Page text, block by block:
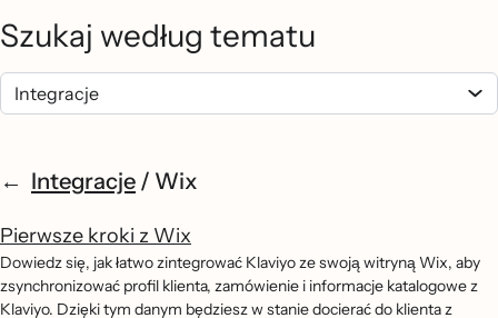
Szukaj według tematu
Integracje / Wix
Pierwsze kroki z Wix
Dowiedz się, jak łatwo zintegrować Klaviyo ze swoją witryną Wix, aby
zsynchronizować profil klienta, zamówienie i informacje katalogowe z
Klaviyo. Dzięki tym danym będziesz w stanie docierać do klienta z